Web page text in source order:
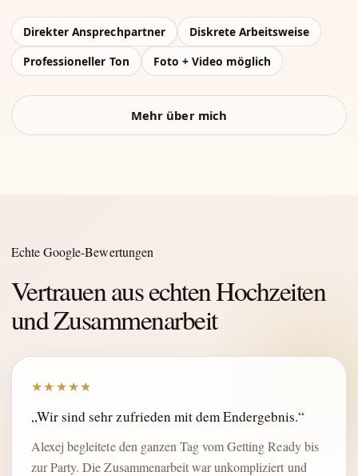
Direkter Ansprechpartner
Diskrete Arbeitsweise
Professioneller Ton
Foto + Video möglich
Mehr über mich
Echte Google-Bewertungen
Vertrauen aus echten Hochzeiten
und Zusammenarbeit
★★★★★
„Wir sind sehr zufrieden mit dem Endergebnis.“
Alexej begleitete den ganzen Tag vom Getting Ready bis
zur Party. Die Zusammenarbeit war unkompliziert und